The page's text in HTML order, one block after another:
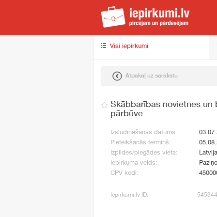
Visi iepirkumi
Atpakaļ uz sarakstu
Skābbarības novietnes un
pārbūve
Izsludināšanas datums:
Pieteikšanās termiņš:
Izpildes/piegādes vieta:
Iepirkuma veids:
CPV kodi:
Iepirkumi.lv ID: